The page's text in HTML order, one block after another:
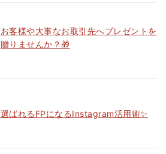
お客様や大事なお取引先へプレゼントを
贈りませんか？🎁
選ばれるFPになるInstagram活用術✨